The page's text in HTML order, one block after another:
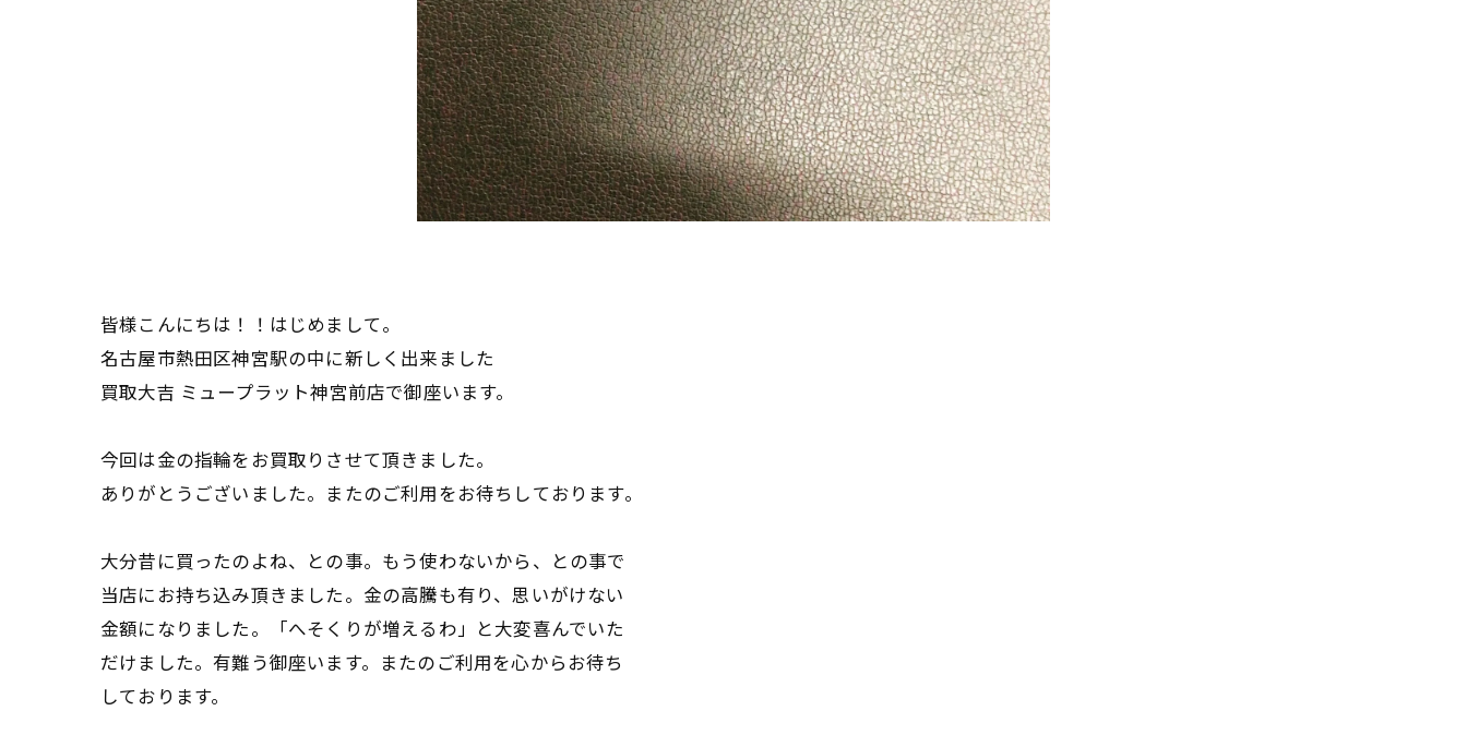
皆様こんにちは！！はじめまして。
名古屋市熱田区神宮駅の中に新しく出来ました
買取大吉 ミュープラット神宮前店で御座います。
今回は金の指輪をお買取りさせて頂きました。
ありがとうございました。またのご利用をお待ちしております。
大分昔に買ったのよね、との事。もう使わないから、との事で
当店にお持ち込み頂きました。金の高騰も有り、思いがけない
金額になりました。「へそくりが増えるわ」と大変喜んでいた
だけました。有難う御座います。またのご利用を心からお待ち
しております。